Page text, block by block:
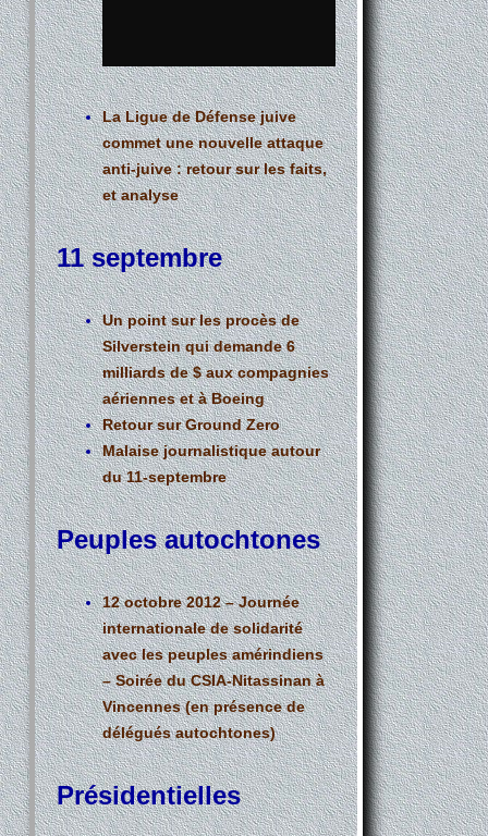
La Ligue de Défense juive
commet une nouvelle attaque
anti-juive : retour sur les faits,
et analyse
11 septembre
Un point sur les procès de
Silverstein qui demande 6
milliards de $ aux compagnies
aériennes et à Boeing
Retour sur Ground Zero
Malaise journalistique autour
du 11-septembre
Peuples autochtones
12 octobre 2012 – Journée
internationale de solidarité
avec les peuples amérindiens
– Soirée du CSIA-Nitassinan à
Vincennes (en présence de
délégués autochtones)
Présidentielles